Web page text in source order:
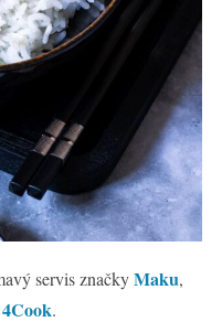
servis značkyMaku,
4Cook.